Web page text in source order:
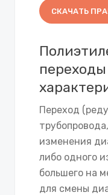
СКАЧАТЬ
Переход
изменения
либо одного
большего на
для смены